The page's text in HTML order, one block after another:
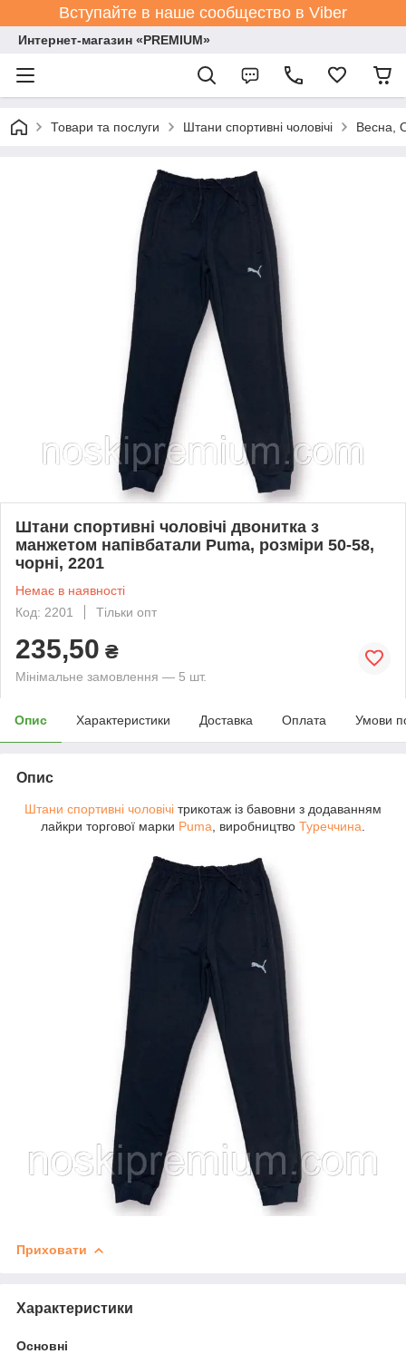
Вступайте в наше сообщество в Viber
Интернет-магазин «PREMIUM»
Товари та послуги Штани спортивні чоловічі Весна,
Штани спортивні чоловічі двонитка з
манжетом напівбатали Puma, розміри 50-58,
чорні, 2201
Немає в наявності
Код: 2201
Тільки опт
235,50 ₴
Мінімальне замовлення — 5 шт.
Опис Характеристики Доставка Оплата Умови
Опис
Штани спортивні чоловічі трикотаж із бавовни з додаванням
лайкри торгової марки Puma , виробництво Туреччина
Приховати
Характеристики
Основні